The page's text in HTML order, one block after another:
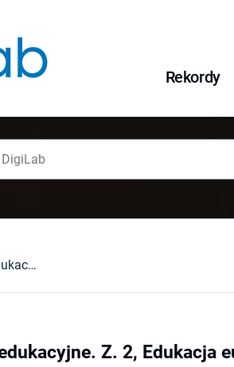
Rekordy
Tradycje a zmiany edukacyjne. Z. 2, Edukacja europejska w XX wieku
Z. 2, Edukacja